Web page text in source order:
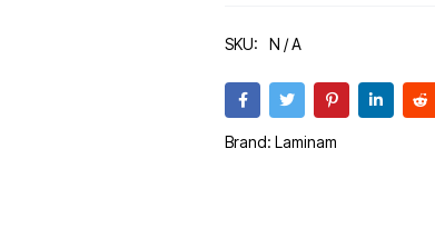
SKU: N / A
Brand:Laminam